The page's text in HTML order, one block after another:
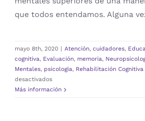
que todos entendamos. Alguna
mayo 8th, 2020 | Atención, cuidadores,
cognitiva, Evaluación, memoria,
Mentales, psicologia, Rehabilitación Cognitiva
desactivadosen
PROCESOS
Más información